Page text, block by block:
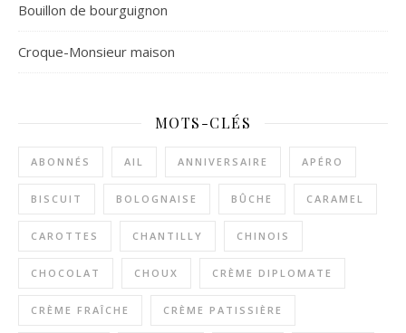
Bouillon de bourguignon
Croque-Monsieur maison
MOTS-CLÉS
ABONNÉS AIL ANNIVERSAIRE APÉRO
BISCUIT BOLOGNAISE BÛCHE CARAMEL
CAROTTES CHANTILLY CHINOIS
CHOCOLAT CHOUX CRÈME DIPLOMATE
CRÈME FRAÎCHE CRÈME PATISSIÈRE